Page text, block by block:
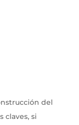
del
claves, si